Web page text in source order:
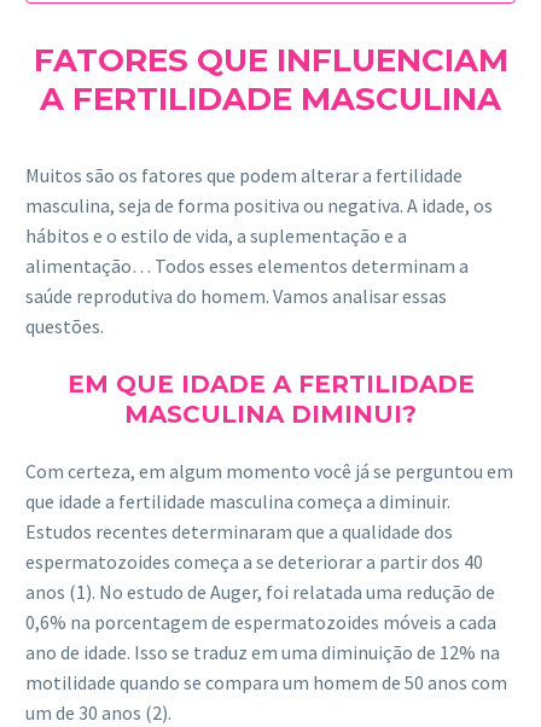
FATORES QUE INFLUENCIAM
A FERTILIDADE MASCULINA
Muitos são os fatores que podem alterar a fertilidade
masculina, seja de forma positiva ou negativa. A idade, os
hábitos e o estilo de vida, a suplementação e a
alimentação… Todos esses elementos determinam a
saúde reprodutiva do homem. Vamos analisar essas
questões.
EM QUE IDADE A FERTILIDADE
MASCULINA DIMINUI?
Com certeza, em algum momento você já se perguntou em
que idade a fertilidade masculina começa a diminuir.
Estudos recentes determinaram que a qualidade dos
espermatozoides começa a se deteriorar a partir dos 40
anos (1). No estudo de Auger, foi relatada uma redução de
0,6% na porcentagem de espermatozoides móveis a cada
ano de idade. Isso se traduz em uma diminuição de 12% na
motilidade quando se compara um homem de 50 anos com
um de 30 anos (2).